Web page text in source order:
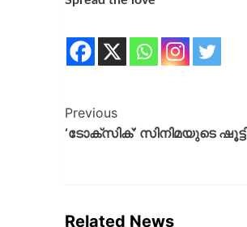
Previous
‘ടോക്സിക്’ സിനിമയുടെ
Related News